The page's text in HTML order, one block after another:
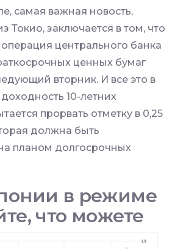
самая важная новость,
Токио, заключается в том, что
центрального банка
ценных бумаг
вторник. И все это в
10-летних
прорвать отметку в 0,25
должна быть
планом долгосрочных
в режиме
что можете